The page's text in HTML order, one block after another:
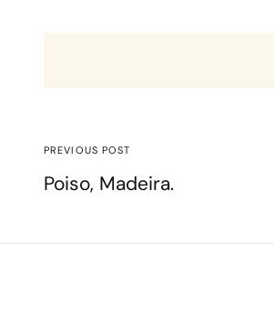
PREVIOUS POST
Poiso, Madeira.